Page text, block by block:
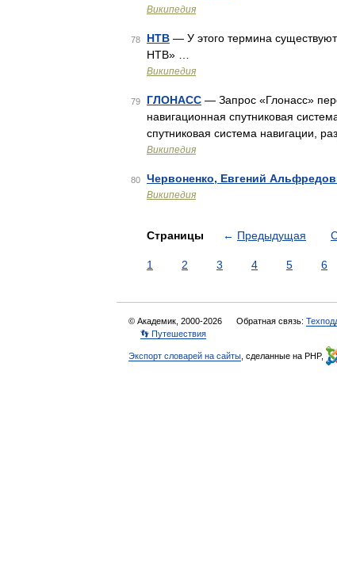
Википедия
78 НТВ — У этого термина
НТВ» …
Википедия
79 ГЛОНАСС — Запрос «Глонасс»
навигационная спутниковая
спутниковая система навигации,
Википедия
80 Червоненко, Евгений
Википедия
Страницы ← Предыдущая
1 2 3 4 5 6
© Академик, 2000-2026 Обратная связь:
👣 Путешествия
Экспорт словарей на сайты , сделанные на PHP,